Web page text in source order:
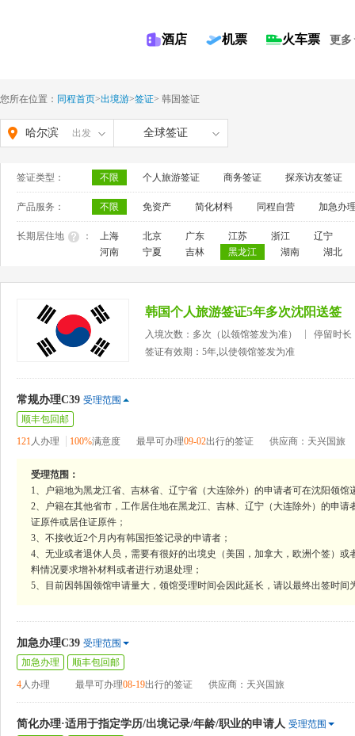
酒店 机票 火车票 更多
您所在位置： 同程首页>出境游>签证> 韩国签证
哈尔滨 出发 全球签证
签证类型： 不限 个人旅游签证 商务签证 探亲访友签证
产品服务： 不限 免资产 简化材料 同程自营 加急办
长期居住地 ： 上海 北京 广东 江苏 浙江
辽宁
河南
宁夏 吉林 黑龙江 湖南 湖北
韩国个人旅游签证5年多次沈阳送签
入境次数：多次（以领馆签发为准）
停留时长
签证有效期：5年,以使领馆签发为准
常规办理C39 受理范围
顺丰包回邮
121人办理 100%满意度 最早可办理09-02出行的签证 供应商：天兴国旅
受理范围：
1、户籍地为黑龙江省、吉林省、辽宁省（大连除外）的申请者可在沈阳领馆
2、户籍在其他省市，工作居住地在黑龙江、吉林、辽宁（大连除外）的申
证原件或居住证原件；
3、不接收近2个月内有韩国拒签记录的申请者；
4、无业或者退休人员，需要有很好的出境史（美国，加拿大，欧洲个签）
料情况要求增补材料或者进行劝退处理；
5、目前因韩国领馆申请量大，领馆受理时间会因此延长，请以最终出签时
加急办理C39 受理范围
加急办理
顺丰包回邮
4人办理 最早可办理08-19出行的签证 供应商：天兴国旅
简化办理·适用于指定学历/出境记录/年龄/职业的申请人 受理范围